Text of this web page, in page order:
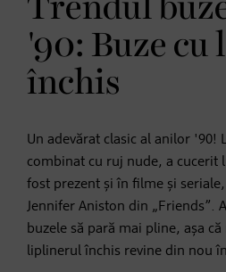
Trendul
'90: Buze
închis
Un adevărat clasic al anilor '90!
combinat cu ruj nude, a cucerit
fost prezent și în filme și
Jennifer Aniston din „Friends”.
buzele să pară mai pline, așa
liplinerul închis revine din nou